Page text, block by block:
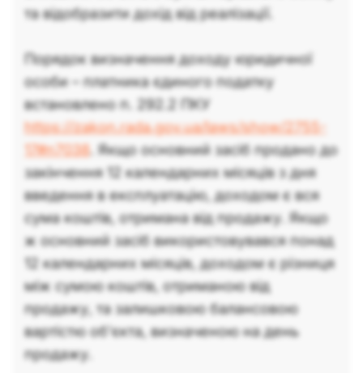
та відобразити дохід від реалізації.
Порядок визначення доходу юридичної
особи – платника єдиного податку
встановлено п. 292.2 ПКУ
https://zakon.rada.gov.ua/laws/show/2755-
17#n7038. Якщо основний засіб продано до
закінчення 12 календарних місяців з дня
введення в експлуатацію, доходом є вся
сума коштів, отримана від продажу. Якщо
ж основний засіб використовувався понад
12 календарних місяців, доходом є різниця
між сумою коштів, отриманою від
продажу, та залишковою балансовою
вартістю об'єкта, визначеною на день
продажу.